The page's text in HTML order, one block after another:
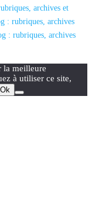
archives et
: rubriques, archives
: rubriques, archives
la meilleure
à utiliser ce site,
Ok